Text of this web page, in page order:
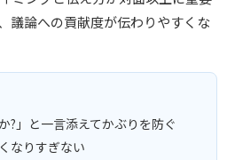
議論への貢献度が伝わりやすくな
?」と一言添えてかぶりを防ぐ
なりすぎない